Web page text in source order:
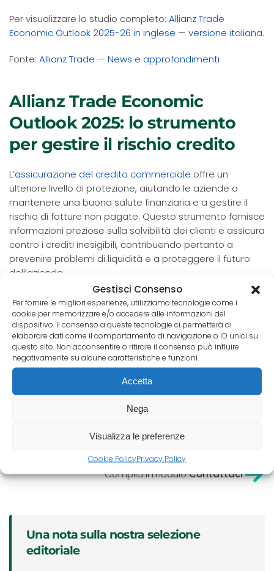
Gestisci Consenso
Per fornire le migliori esperienze, utilizziamo tecnologie come i
cookie per memorizzare e/o accedere alle informazioni del
dispositivo. Il consenso a queste tecnologie ci permetterà di
elaborare dati come il comportamento di navigazione o ID unici su
questo sito. Non acconsentire o ritirare il consenso può influire
negativamente su alcune caratteristiche e funzioni.
Accetta
Nega
Visualizza le preferenze
Cookie PolicyPrivacy Policy
Per visualizzare lo studio completo: Allianz Trade
Economic Outlook 2025-26 in inglese — versione italiana.
Fonte: Allianz Trade — News e approfondimenti
Allianz Trade Economic
Outlook 2025: lo strumento
per gestire il rischio credito
L’assicurazione del credito commerciale offre un
ulteriore livello di protezione, aiutando le aziende a
mantenere una buona salute finanziaria e a gestire il
rischio di fatture non pagate. Questo strumento fornisce
informazioni preziose sulla solvibilità dei clienti e assicura
contro i crediti inesigibili, contribuendo pertanto a
prevenire problemi di liquidità e a proteggere il futuro
dell’azienda.
Pico Adviser Group è un intermediario specializzato che
si occupa di Credito Commerciale dal 1992 e conosce
perfettamente l’offerta di tutte le compagnie. Bastano
pochi dati per ottenere una valutazione di fattibilità e di
costi: investi solo 5 minuti del tuo tempo per conoscere
uno strumento a salvaguardia della tua azienda. Scopri
perché scegliere Pico Adviserper la gestione del rischio
credito della tua impresa.
se la polizza crediti fa per te?
Compila il moduloContattaci
Una nota sulla nostra selezione
editoriale